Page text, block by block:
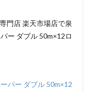
門店 楽天市場店で泉
ー ダブル 50m×12ロ
パー ダブル 50m×12